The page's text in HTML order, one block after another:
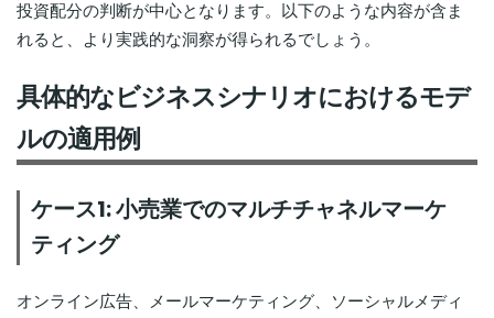
投資配分の判断が中心となります。以下のような内容が含ま
れると、より実践的な洞察が得られるでしょう。
具体的なビジネスシナリオにおけるモデ
ルの適用例
ケース1: 小売業でのマルチチャネルマーケ
ティング
オンライン広告、メールマーケティング、ソーシャルメディ